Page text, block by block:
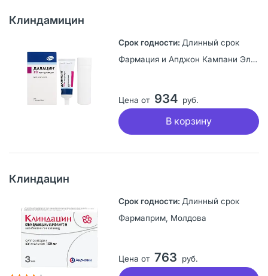
Клиндамицин
Длинный срок
Фармация и Апджон Кампани ЭлЭлСи, США
Цена от 934 руб.
В корзину
Клиндацин
Длинный срок
Фармаприм, Молдова
Цена от 763 руб.